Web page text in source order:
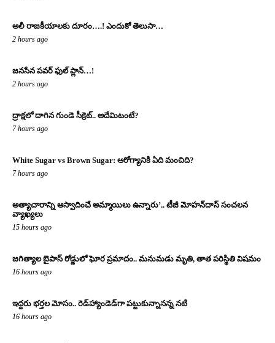
అలీ రాజ‌కీయాల‌కు దూరం….! ఎందుకో తెలుసా…
2 hours ago
జనసేన పవర్ ఫుల్ ప్లాన్…!
2 hours ago
ద్రాక్షలో దాగిన గుండె సీక్రెట్.. అదేమిటంటే?
7 hours ago
White Sugar vs Brown Sugar: ఆరోగ్యానికి ఏది మంచిది?
7 hours ago
అత్యాచారాన్ని ఆస్వాదించే అమ్మాయిలు ఉన్నారు’.. టీజీ మోహన్‌దాస్‌ సంచలన
వ్యాఖ్యలు
15 hours ago
జగిత్యాల బైపాస్‌ రోడ్డులో ఘోర ప్రమాదం.. మనుమడు మృతి, తాత పరిస్థితి విషమం
16 hours ago
ఇద్దరు భర్తల మోసం.. రెడ్‌హ్యాండెడ్‌గా పట్టుకున్నానన్న నటి
16 hours ago